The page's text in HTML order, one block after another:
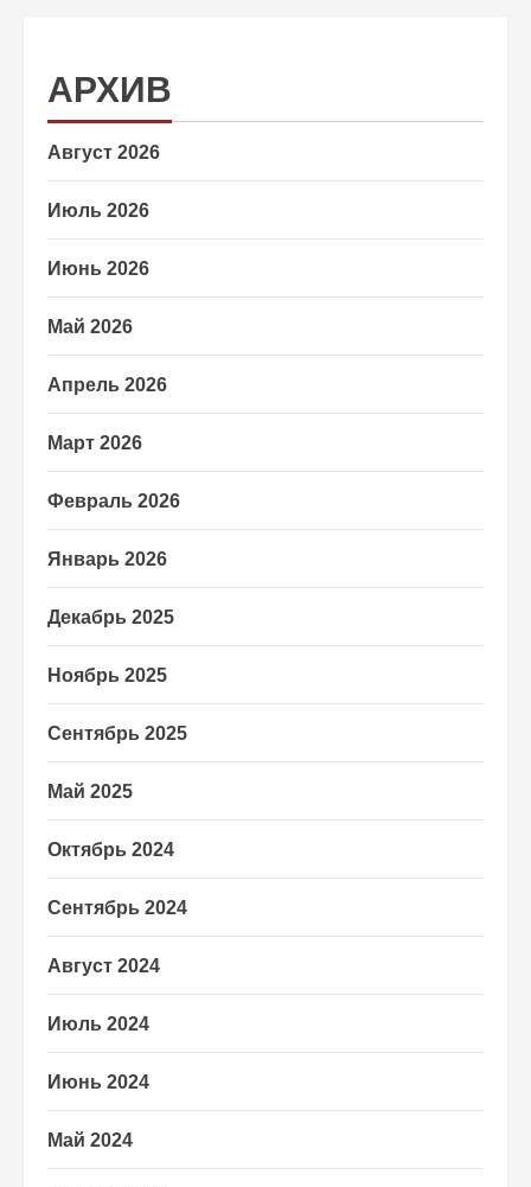
АРХИВ
Август 2026
Июль 2026
Июнь 2026
Май 2026
Апрель 2026
Март 2026
Февраль 2026
Январь 2026
Декабрь 2025
Ноябрь 2025
Сентябрь 2025
Май 2025
Октябрь 2024
Сентябрь 2024
Август 2024
Июль 2024
Июнь 2024
Май 2024